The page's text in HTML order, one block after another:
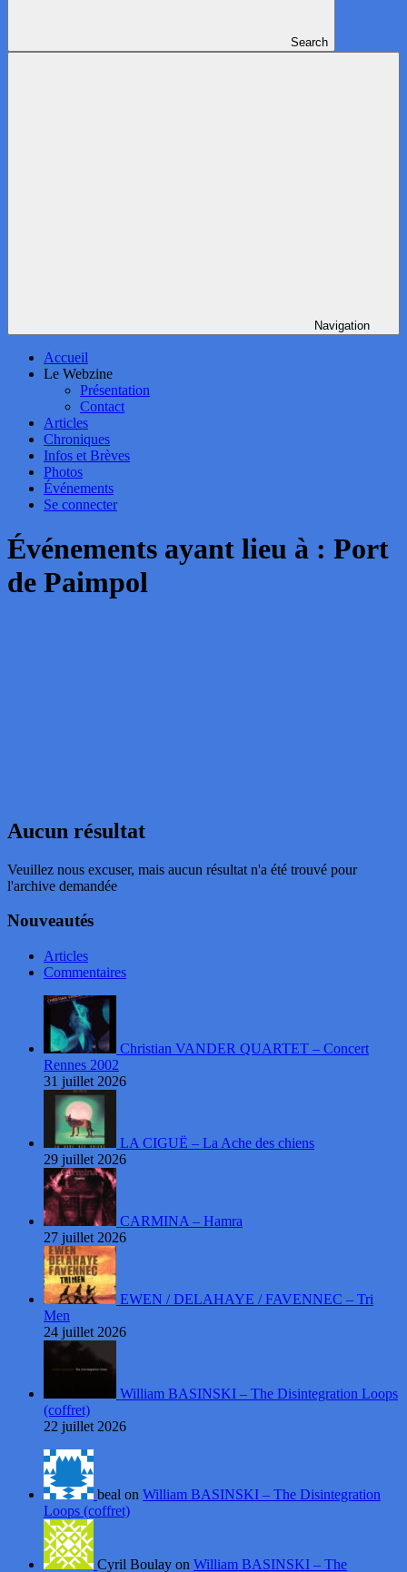
Search
Navigation
Accueil
Le Webzine
Présentation
Contact
Articles
Chroniques
Infos et Brèves
Photos
Événements
Se connecter
Événements ayant lieu à : Port
de Paimpol
Aucun résultat
Veuillez nous excuser, mais aucun résultat n'a été trouvé pour
l'archive demandée
Nouveautés
Articles
Commentaires
Christian VANDER QUARTET – Concert
Rennes 2002
31 juillet 2026
LA CIGUË – La Ache des chiens
29 juillet 2026
CARMINA – Hamra
27 juillet 2026
EWEN / DELAHAYE / FAVENNEC – Tri
Men
24 juillet 2026
William BASINSKI – The Disintegration Loops
(coffret)
22 juillet 2026
beal on William BASINSKI – The Disintegration
Loops (coffret)
Cyril Boulay on William BASINSKI – The